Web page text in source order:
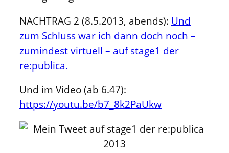
NACHTRAG 2 (8.5.2013, abends): Und
zum Schluss war ich dann doch noch –
zumindest virtuell – auf stage1 der
re:publica.
Und im Video (ab 6.47):
https://youtu.be/b7_8k2PaUkw